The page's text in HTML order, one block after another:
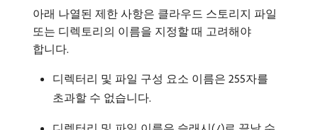
아래 나열된 제한 사항은 클라우드 스토리지 파일
또는 디렉토리의 이름을 지정할 때 고려해야
합니다.
디렉터리 및 파일 구성 요소 이름은 255자를
초과할 수 없습니다.